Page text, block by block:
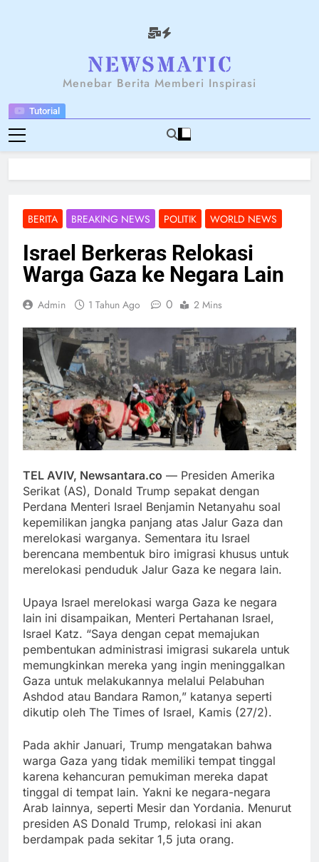
Tutorial
NEWSANTARA
Menebar Berita Memberi Inspirasi
BERITA BREAKING NEWS POLITIK WORLD NEWS
Israel Berkeras Relokasi
Warga Gaza ke Negara Lain
Admin 1 Tahun Ago 0 2 Mins
TEL AVIV, Newsantara.co — Presiden Amerika
Serikat (AS), Donald Trump sepakat dengan
Perdana Menteri Israel Benjamin Netanyahu soal
kepemilikan jangka panjang atas Jalur Gaza dan
merelokasi warganya. Sementara itu Israel
berencana membentuk biro imigrasi khusus untuk
merelokasi penduduk Jalur Gaza ke negara lain.
Upaya Israel merelokasi warga Gaza ke negara
lain ini disampaikan, Menteri Pertahanan Israel,
Israel Katz. “Saya dengan cepat memajukan
pembentukan administrasi imigrasi sukarela untuk
memungkinkan mereka yang ingin meninggalkan
Gaza untuk melakukannya melalui Pelabuhan
Ashdod atau Bandara Ramon,” katanya seperti
dikutip oleh The Times of Israel, Kamis (27/2).
Pada akhir Januari, Trump mengatakan bahwa
warga Gaza yang tidak memiliki tempat tinggal
karena kehancuran pemukiman mereka dapat
tinggal di tempat lain. Yakni ke negara-negara
Arab lainnya, seperti Mesir dan Yordania. Menurut
presiden AS Donald Trump, relokasi ini akan
berdampak pada sekitar 1,5 juta orang.